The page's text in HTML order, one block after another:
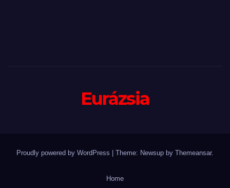
Eurázsia
Proudly powered by WordPress Theme: Newsup by Themeansar.
Home